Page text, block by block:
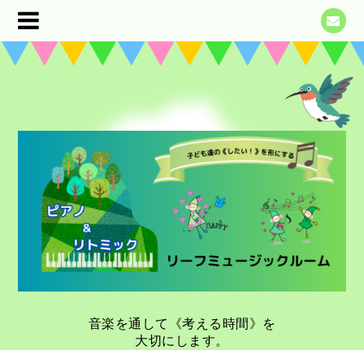
音楽を通して《考える時間》を
大切にします。